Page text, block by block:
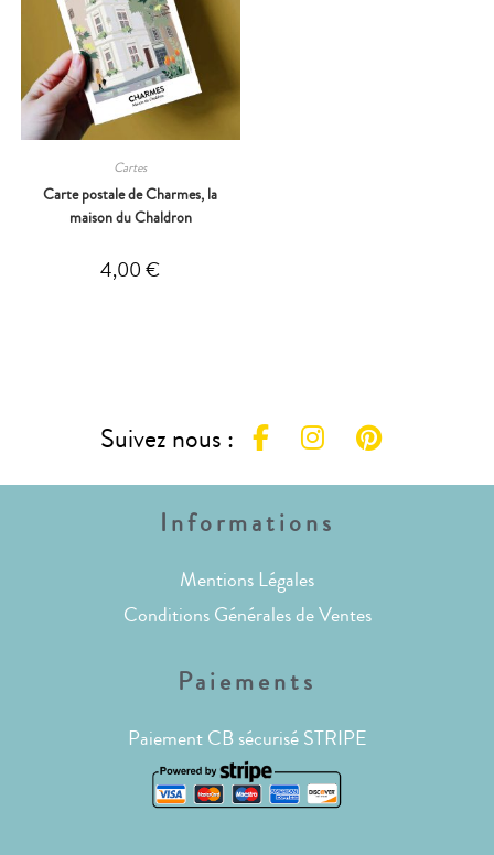
Cartes
Carte postale de Charmes, la
maison du Chaldron
4,00€
Suivez nous :
Informations
Mentions Légales
Conditions Générales de Ventes
Paiements
Paiement CB sécurisé STRIPE